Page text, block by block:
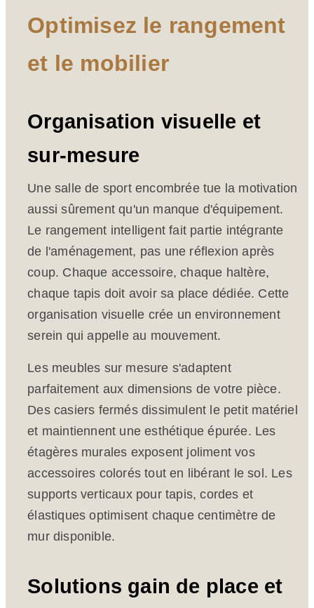
Optimisez le rangement
et le mobilier
Organisation visuelle et
sur-mesure
Une salle de sport encombrée tue la motivation
aussi sûrement qu'un manque d'équipement.
Le rangement intelligent fait partie intégrante
de l'aménagement, pas une réflexion après
coup. Chaque accessoire, chaque haltère,
chaque tapis doit avoir sa place dédiée. Cette
organisation visuelle crée un environnement
serein qui appelle au mouvement.
Les meubles sur mesure s'adaptent
parfaitement aux dimensions de votre pièce.
Des casiers fermés dissimulent le petit matériel
et maintiennent une esthétique épurée. Les
étagères murales exposent joliment vos
accessoires colorés tout en libérant le sol. Les
supports verticaux pour tapis, cordes et
élastiques optimisent chaque centimètre de
mur disponible.
Solutions gain de place et